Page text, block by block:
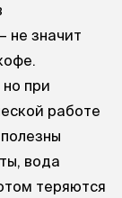
не значит
при
работе
вода
теряются